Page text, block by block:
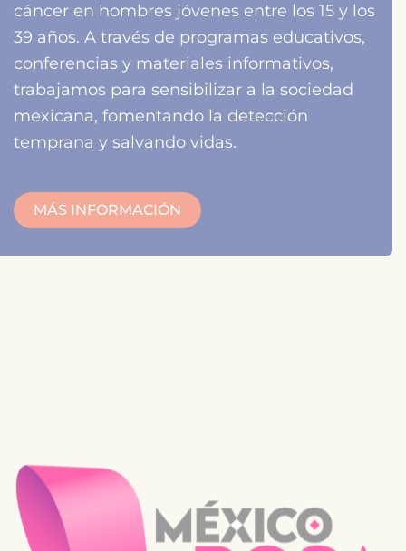
cáncer en hombres jóvenes entre los 15 y los
39 años. A través de programas educativos,
conferencias y materiales informativos,
trabajamos para sensibilizar a la sociedad
mexicana, fomentando la detección
temprana y salvando vidas.
MÁS INFORMACIÓN